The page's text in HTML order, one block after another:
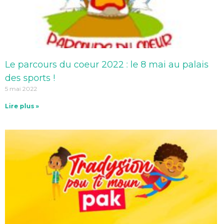
Le parcours du coeur 2022 : le 8 mai au palais
des sports !
5 mai 2022
Lire plus »